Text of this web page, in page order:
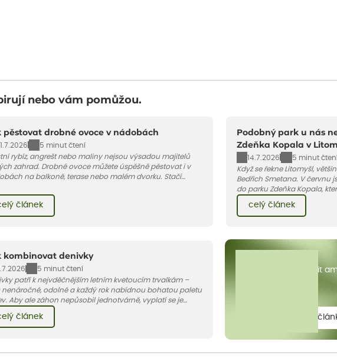
nebo vám pomůžou.
pěstovat drobné ovoce v nádobách
5 minut čtení
rybíz, angrešt nebo maliny nejsou výsadou majitelů
zahrad. Drobné ovoce můžete úspěšně pěstovat i v
na balkoně, terase nebo malém dvorku. Stačí
pravidel. V tomto článku vám poradíme, jak na
článek
Podobný park u nás
Zdeňka Kopala v
14.7.2026
5 minut
Když se řekne Litomyšl,
Bedřich Smetana. V červnu
do parku Zdeňka Kopala,
kvetoucích kopretin. Fotky
nim pár řádků o tom, jak
celý článek
kombinovat denivky
5 minut čtení
patří k nejvděčnějším letním kvetoucím trvalkám –
nenáročné, odolné a každý rok nabídnou bohatou paletu
Aby ale záhon nepůsobil jednotvárně, vyplatí se je
trvalkami a travinami denivky nejlépe ladí.
článek
Lorem ipsum dolor sit
zobrazit všechny